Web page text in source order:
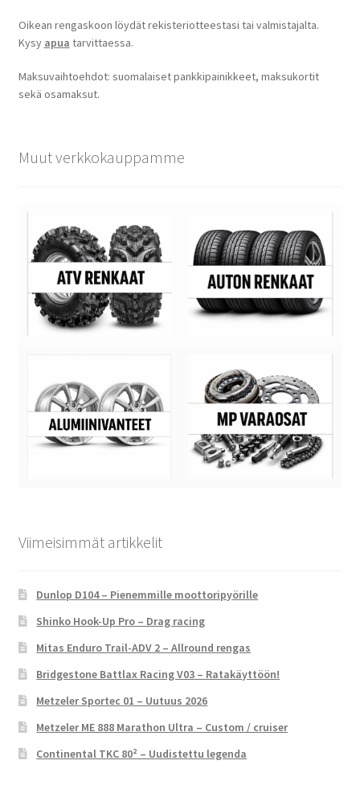
Oikean rengaskoon löydät rekisteriotteestasi tai valmistajalta.
Kysy apua tarvittaessa.
Maksuvaihtoehdot: suomalaiset pankkipainikkeet, maksukortit
sekä osamaksut.
Muut verkkokauppamme
Viimeisimmät artikkelit
Dunlop D104 – Pienemmille moottoripyörille
Shinko Hook-Up Pro – Drag racing
Mitas Enduro Trail-ADV 2 – Allround rengas
Bridgestone Battlax Racing V03 – Ratakäyttöön!
Metzeler Sportec 01 – Uutuus 2026
Metzeler ME 888 Marathon Ultra – Custom / cruiser
Continental TKC 80² – Uudistettu legenda